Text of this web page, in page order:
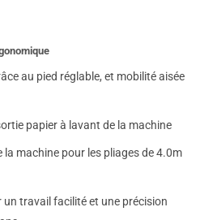
au pied réglable, et mobilité aisée
papier à lavant de la machine
la machine pour les pliages de 4.0m
un travail facilité et une précision